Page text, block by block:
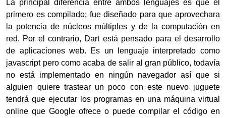
La principal diferencia entre ambos lenguajes es que el
primero es compilado; fue diseñado para que aprovechara
la potencia de núcleos múltiples y de la computación en
red. Por el contrario, Dart está pensado para el desarrollo
de aplicaciones web. Es un lenguaje interpretado como
javascript pero como acaba de salir al gran público, todavía
no está implementado en ningún navegador así que si
alguien quiere trastear un poco con este nuevo juguete
tendrá que ejecutar los programas en una máquina virtual
online que Google ofrece o puede compilar el código en